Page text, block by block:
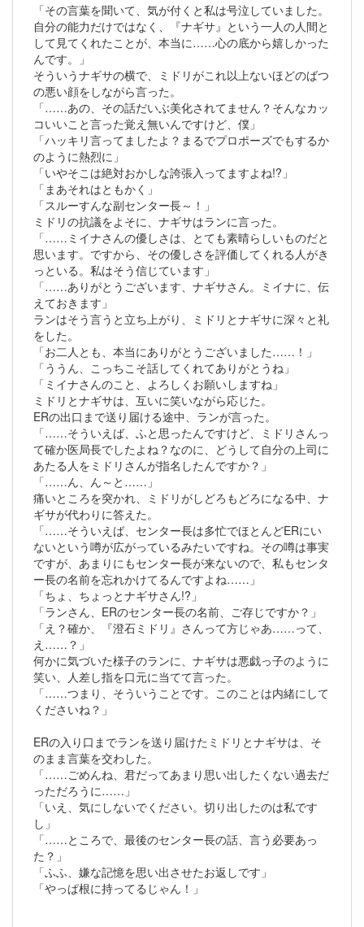
「その言葉を聞いて、気が付くと私は号泣していました。
自分の能力だけではなく、『ナギサ』という一人の人間と
して見てくれたことが、本当に……心の底から嬉しかった
んです。」
そういうナギサの横で、ミドリがこれ以上ないほどのばつ
の悪い顔をしながら言った。
「……あの、その話だいぶ美化されてません？そんなカッ
コいいこと言った覚え無いんですけど、僕」
「ハッキリ言ってましたよ？まるでプロポーズでもするか
のように熱烈に」
「いやそこは絶対おかしな誇張入ってますよね!?」
「まあそれはともかく」
「スルーすんな副センター長～！」
ミドリの抗議をよそに、ナギサはランに言った。
「……ミイナさんの優しさは、とても素晴らしいものだと
思います。ですから、その優しさを評価してくれる人がき
っといる。私はそう信じています」
「……ありがとうございます、ナギサさん。ミイナに、伝
えておきます」
ランはそう言うと立ち上がり、ミドリとナギサに深々と礼
をした。
「お二人とも、本当にありがとうございました……！」
「ううん、こっちこそ話してくれてありがとうね」
「ミイナさんのこと、よろしくお願いしますね」
ミドリとナギサは、互いに笑いながら応じた。
ERの出口まで送り届ける途中、ランが言った。
「……そういえば、ふと思ったんですけど、ミドリさんっ
て確か医局長でしたよね？なのに、どうして自分の上司に
あたる人をミドリさんが指名したんですか？」
「……ん、ん～と……」
痛いところを突かれ、ミドリがしどろもどろになる中、ナ
ギサが代わりに答えた。
「……そういえば、センター長は多忙でほとんどERにい
ないという噂が広がっているみたいですね。その噂は事実
ですが、あまりにもセンター長が来ないので、私もセンタ
ー長の名前を忘れかけてるんですよね……」
「ちょ、ちょっとナギサさん!?」
「ランさん、ERのセンター長の名前、ご存じですか？」
「え？確か、『澄石ミドリ』さんって方じゃあ……って、
え……？」
何かに気づいた様子のランに、ナギサは悪戯っ子のように
笑い、人差し指を口元に当てて言った。
「……つまり、そういうことです。このことは内緒にして
くださいね？」
ERの入り口までランを送り届けたミドリとナギサは、そ
のまま言葉を交わした。
「……ごめんね、君だってあまり思い出したくない過去だ
っただろうに……」
「いえ、気にしないでください。切り出したのは私です
し」
「……ところで、最後のセンター長の話、言う必要あっ
た？」
「ふふ、嫌な記憶を思い出させたお返しです」
「やっぱ根に持ってるじゃん！」